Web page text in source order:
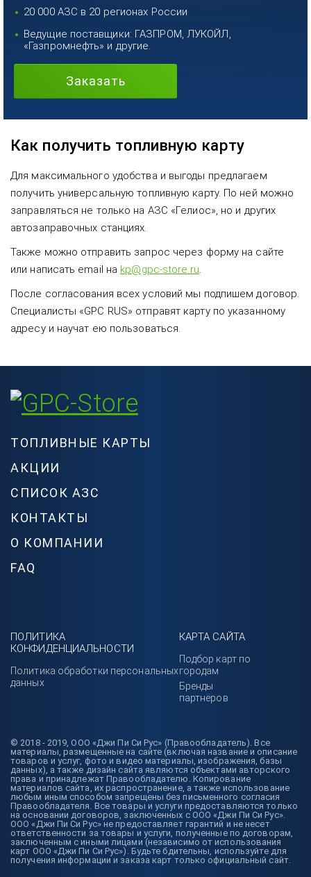
20 000 АЗС в 20 регионах России
Ведущие поставщики: ГАЗПРОМ, ЛУКОЙЛ,
«Газпромнефть» и другие.
Заказать
Как получить топливную карту
Для максимального удобства и выгоды предлагаем
получить универсальную топливную карту. По ней можно
заправляться не только на АЗС «Гелиос», но и других
автозаправочных станциях.
Также можно отправить запрос через форму на сайте
или написать email на kp@gpc-store.ru.
После согласования всех условий мы подпишем договор.
Специалисты «GPC RUS» отправят карту по указанному
адресу и научат ею пользоваться.
ТОПЛИВНЫЕ КАРТЫ
АКЦИИ
СПИСОК АЗС
КОНТАКТЫ
О КОМПАНИИ
FAQ
© 2018 - 2019, ООО «Джи Пи Си Рус» (Правообладатель). Все
материалы, размещенные на сайте (включая название и описание
товаров и услуг, фото и видео материалы, изображения, базы
данных), а также дизайн сайта являются объектами авторского
права и принадлежат Правообладателю. Копирование
материалов сайта, их распространение, а также использование
любым иным способом запрещены без письменного согласия
Правообладателя. Все товары и услуги предоставляются только
на основании договоров, заключенных с ООО «Джи Пи Си Рус».
ООО «Джи Пи Си Рус» не предоставляет гарантий и не несет
ответственности за товары и услуги, полученные по договорам,
заключенным с иными лицами (независимо от использования
карт ООО «Джи Пи Си Рус»). Будьте бдительны, используйте для
получения информации и заказа карт только официальный сайт.
ПОЛИТИКА
КОНФИДЕНЦИАЛЬНОСТИ
Политика обработки персональных
данных
КАРТА САЙТА
Подбор карт по
городам
Бренды
партнёров